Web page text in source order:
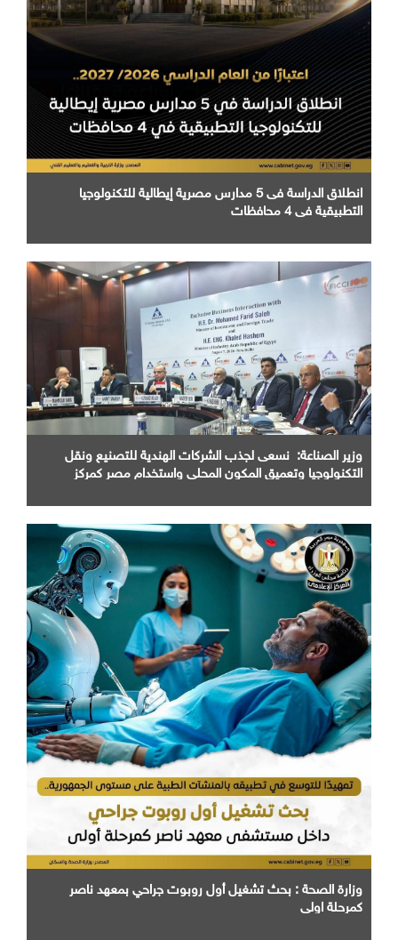
انطلاق الدراسة فى 5 مدارس مصرية إيطالية للتكنولوجيا
التطبيقية في 4 محافظات
وزير الصناعة: نسعى لجذب الشركات الهندية للتصنيع ونقل
التكنولوجيا وتعميق المكون المحلي واستخدام مصر كمركز
وزارة الصحة : بحث تشغيل أول روبوت جراحي بمعهد ناصر
كمرحلة اولي